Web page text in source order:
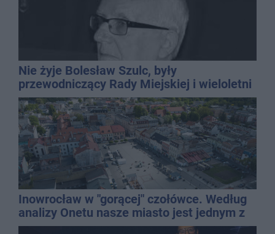
Nie żyje Bolesław Szulc, były
przewodniczący Rady Miejskiej i wieloletni
dyrektor SP 14
Inowrocław w "gorącej" czołówce. Według
analizy Onetu nasze miasto jest jednym z
najbardziej narażonych na upały